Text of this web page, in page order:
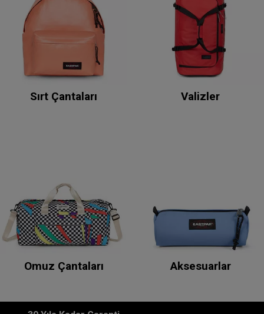
Sırt Çantaları Valizler
Omuz Çantaları Aksesuarlar